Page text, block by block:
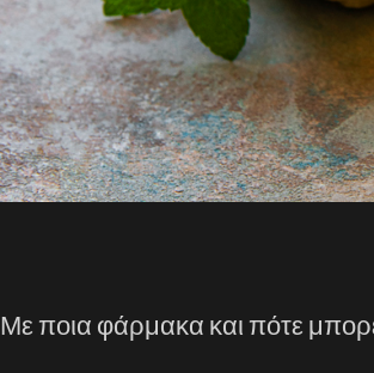
Με ποια φάρμακα και πότε